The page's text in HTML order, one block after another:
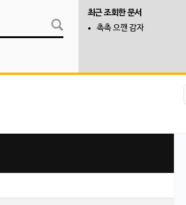
최근 조회한 문서
촉촉 으깬 감자